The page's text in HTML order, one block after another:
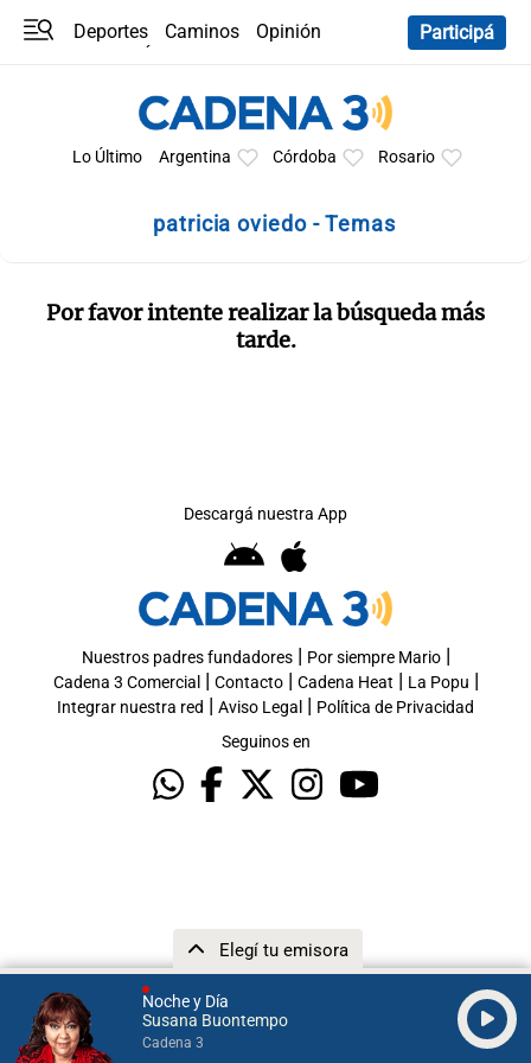
Noche y Día
Susana Buontempo
Cadena 3
Elegí tu emisora
Deportes Caminos
Opinión
Participá
Lo Último Argentina Córdoba Rosario
patricia oviedo - Temas
Por favor intente realizar la búsqueda más
tarde.
Descargá nuestra App
Nuestros padres fundadores| Por siempre Mario|
Cadena 3 Comercial | Contacto| Cadena Heat | La Popu |
Integrar nuestra red | Aviso Legal | Política de Privacidad
Seguinos en